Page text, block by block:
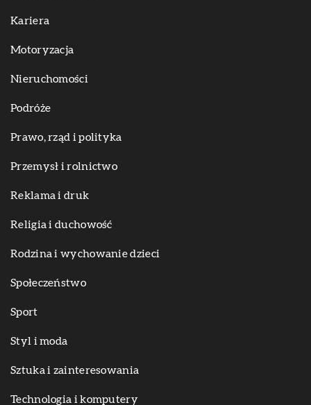
Kariera
Motoryzacja
Nieruchomości
Podróże
Prawo, rząd i polityka
Przemysł i rolnictwo
Reklama i druk
Religia i duchowość
Rodzina i wychowanie dzieci
Społeczeństwo
Sport
Styl i moda
Sztuka i zainteresowania
Technologia i komputery